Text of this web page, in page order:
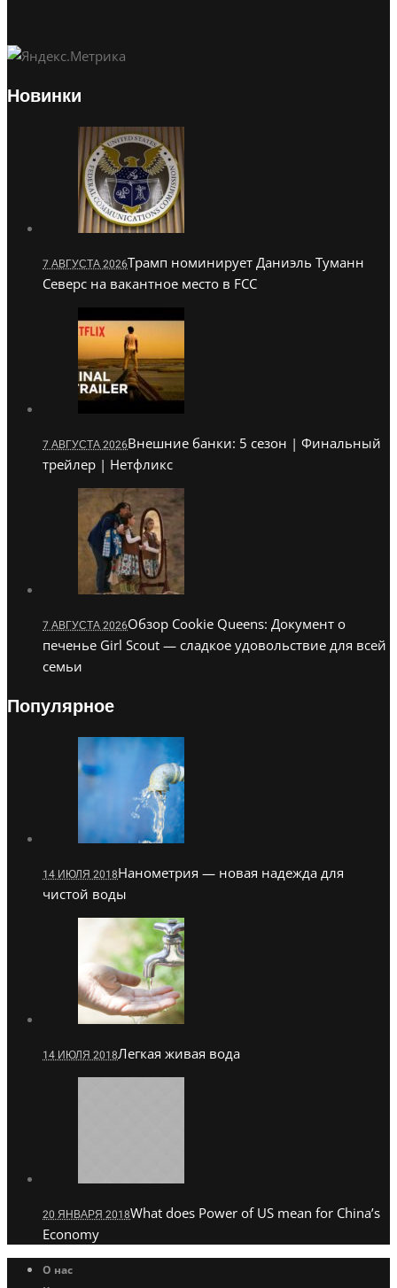
Новинки
7 АВГУСТА 2026Трамп номинирует Даниэль Туманн
Северс на вакантное место в FCC
7 АВГУСТА 2026Внешние банки: 5 сезон | Финальный
трейлер | Нетфликс
7 АВГУСТА 2026Обзор Cookie Queens: Документ о
печенье Girl Scout — сладкое удовольствие для всей
семьи
Популярное
14 ИЮЛЯ 2018Нанометрия — новая надежда для
чистой воды
14 ИЮЛЯ 2018Легкая живая вода
20 ЯНВАРЯ 2018What does Power of US mean for China’s
Economy
О нас